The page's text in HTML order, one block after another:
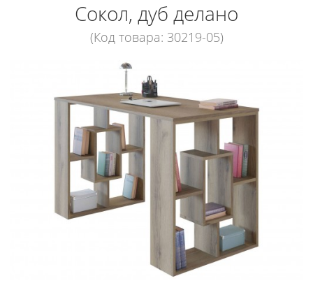
Сокол, дуб делано
(Код товара: 30219-05)